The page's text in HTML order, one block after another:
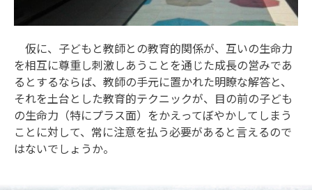
仮に、子どもと教師との教育的関係が、互いの生命力
を相互に尊重し刺激しあうことを通じた成長の営みであ
るとするならば、教師の手元に置かれた明瞭な解答と、
それを土台とした教育的テクニックが、目の前の子ども
の生命力（特にプラス面）をかえってぼやかしてしまう
ことに対して、常に注意を払う必要があると言えるので
はないでしょうか。